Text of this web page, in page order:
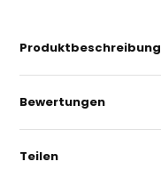
Produktbeschreibung
Bewertungen
Teilen